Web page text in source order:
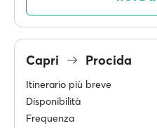
Capri Procida
Itinerario più breve
Disponibilità
Frequenza